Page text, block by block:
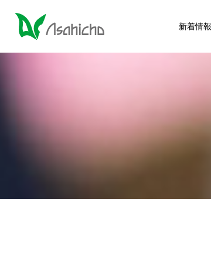
新着情報